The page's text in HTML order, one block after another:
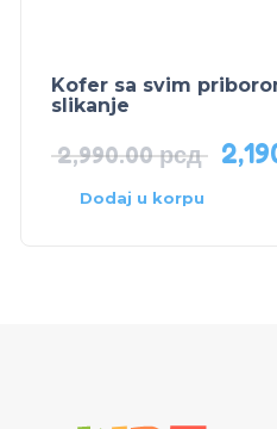
Kofer sa svim
slikanje
2,990.00рсд
Dodaj u korpu